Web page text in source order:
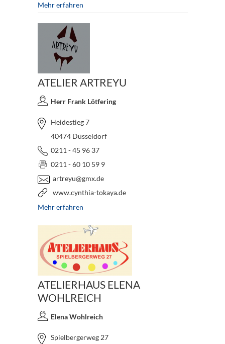
Mehr erfahren
ATELIER ARTREYU
Herr Frank Lötfering
Heidestieg 7
40474 Düsseldorf
0211 - 45 96 37
0211 - 60 10 59 9
artreyu@gmx.de
www.cynthia-tokaya.de
Mehr erfahren
ATELIERHAUS ELENA
WOHLREICH
Elena Wohlreich
Spielbergerweg 27